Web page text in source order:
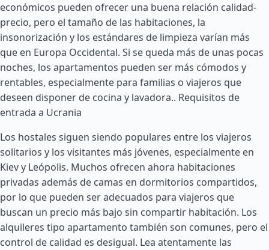
económicos pueden ofrecer una buena relación calidad-
precio, pero el tamaño de las habitaciones, la
insonorización y los estándares de limpieza varían más
que en Europa Occidental. Si se queda más de unas pocas
noches, los apartamentos pueden ser más cómodos y
rentables, especialmente para familias o viajeros que
deseen disponer de cocina y lavadora.. Requisitos de
entrada a Ucrania
Los hostales siguen siendo populares entre los viajeros
solitarios y los visitantes más jóvenes, especialmente en
Kiev y Leópolis. Muchos ofrecen ahora habitaciones
privadas además de camas en dormitorios compartidos,
por lo que pueden ser adecuados para viajeros que
buscan un precio más bajo sin compartir habitación. Los
alquileres tipo apartamento también son comunes, pero el
control de calidad es desigual. Lea atentamente las